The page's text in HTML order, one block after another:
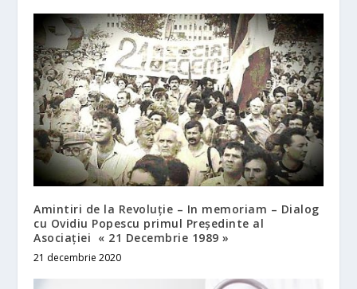
Amintiri de la Revoluție – In memoriam – Dialog
cu Ovidiu Popescu primul Președinte al
Asociației « 21 Decembrie 1989 »
21 decembrie 2020